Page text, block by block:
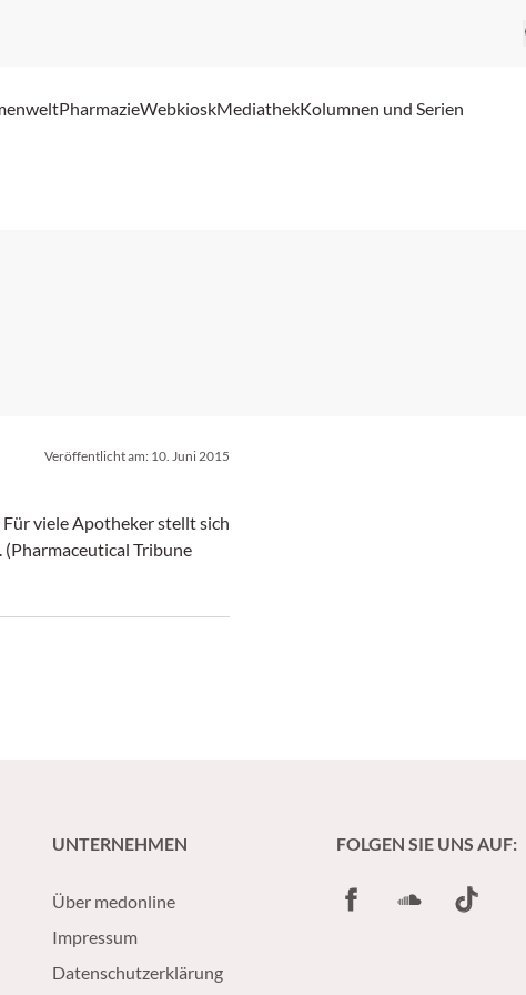
PharmazieWebkioskMediathekKolumnen und Serien
Veröffentlicht am: 10. Juni 2015
viele Apotheker stellt sich
Tribune
UNTERNEHMEN
Über medonline
Impressum
Datenschutzerklärung
FOLGEN SIE UNS AUF:
FacebookSoundCloud
TikTok